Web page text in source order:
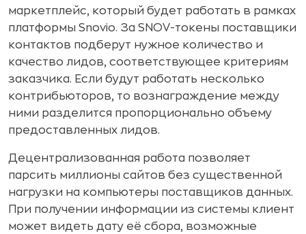
маркетплейс, который будет работать в рамках
платформы Snovio. За SNOV-токены поставщики
контактов подберут нужное количество и
качество лидов, соответствующее критериям
заказчика. Если будут работать несколько
контрибьюторов, то вознаграждение между
ними разделится пропорционально объему
предоставленных лидов.
Децентрализованная работа позволяет
парсить миллионы сайтов без существенной
нагрузки на компьютеры поставщиков данных.
При получении информации из системы клиент
может видеть дату её сбора, возможные